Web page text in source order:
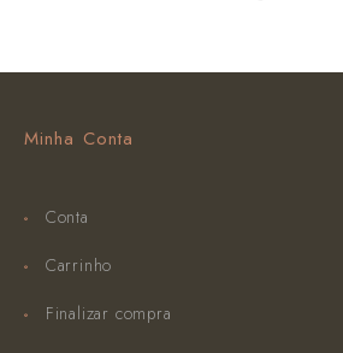
Minha Conta
Conta
Carrinho
Finalizar compra